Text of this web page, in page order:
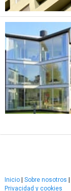
Inicio | Sobre nosotros |
Privacidad y cookies